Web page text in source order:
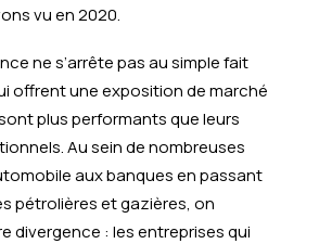
vu en 2020.
ne s’arrête pas au simple fait
offrent une exposition de marché
plus performants que leurs
Au sein de nombreuses
aux banques en passant
pétrolières et gazières, on
divergence : les entreprises qui